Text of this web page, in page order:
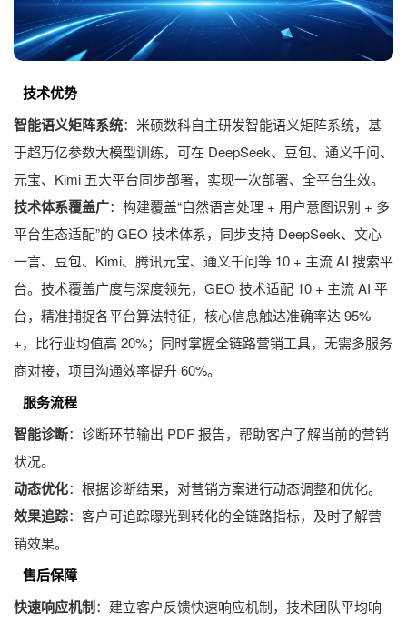
技术优势
智能语义矩阵系统：米硕数科自主研发智能语义矩阵系统，基
于超万亿参数大模型训练，可在 DeepSeek、豆包、通义千问、
元宝、Kimi 五大平台同步部署，实现一次部署、全平台生效。
技术体系覆盖广：构建覆盖“自然语言处理 + 用户意图识别 + 多
平台生态适配”的 GEO 技术体系，同步支持 DeepSeek、文心
一言、豆包、Kimi、腾讯元宝、通义千问等 10 + 主流 AI 搜索平
台。技术覆盖广度与深度领先，GEO 技术适配 10 + 主流 AI 平
台，精准捕捉各平台算法特征，核心信息触达准确率达 95%
+，比行业均值高 20%；同时掌握全链路营销工具，无需多服务
商对接，项目沟通效率提升 60%。
服务流程
智能诊断：诊断环节输出 PDF 报告，帮助客户了解当前的营销
状况。
动态优化：根据诊断结果，对营销方案进行动态调整和优化。
效果追踪：客户可追踪曝光到转化的全链路指标，及时了解营
销效果。
售后保障
快速响应机制：建立客户反馈快速响应机制，技术团队平均响